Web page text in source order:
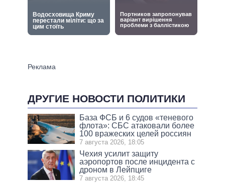
ДРУГИЕ НОВОСТИ ПОЛИТИКИ
База ФСБ и 6 судов «теневого
флота»: СБС атаковали более
100 вражеских целей россиян
7 августа 2026, 18:05
Чехия усилит защиту
аэропортов после инцидента с
дроном в Лейпциге
7 августа 2026, 18:45